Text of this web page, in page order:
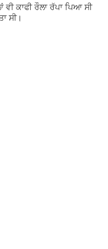
ਕਾਫੀ ਰੌਲਾ ਰੱਪਾ ਪਿਆ ਸੀ
ਸੀ।